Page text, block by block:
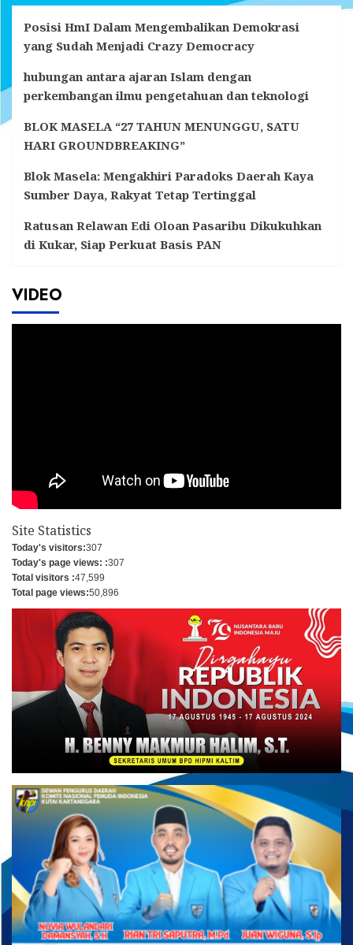
Posisi HmI Dalam Mengembalikan Demokrasi
yang Sudah Menjadi Crazy Democracy
hubungan antara ajaran Islam dengan
perkembangan ilmu pengetahuan dan teknologi
BLOK MASELA “27 TAHUN MENUNGGU, SATU
HARI GROUNDBREAKING”
Blok Masela: Mengakhiri Paradoks Daerah Kaya
Sumber Daya, Rakyat Tetap Tertinggal
Ratusan Relawan Edi Oloan Pasaribu Dikukuhkan
di Kukar, Siap Perkuat Basis PAN
VIDEO
Site Statistics
Today's visitors:307
Today's page views: :307
Total visitors :47,599
Total page views:50,896